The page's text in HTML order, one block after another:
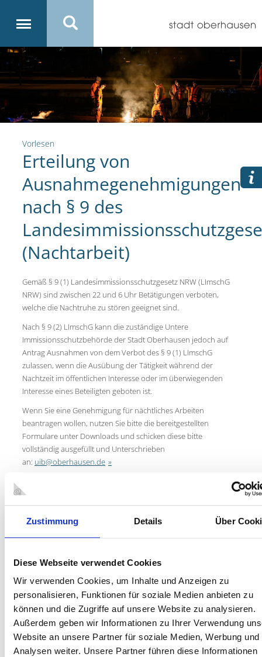
Zustimmung Details Über
Diese Webseite verwendet Cookies
Wir verwenden Cookies, um Inhalte und Anzeigen zu
personalisieren, Funktionen für soziale Medien anbieten zu
können und die Zugriffe auf unsere Website zu analysieren.
Außerdem geben wir Informationen zu Ihrer Verwendung
Website an unsere Partner für soziale Medien, Werbung und
Analysen weiter. Unsere Partner führen diese Informationen
Vorlesen
Erteilung von
Ausnahmegenehmigungen
nach § 9 des
(Nachtarbeit)
Gemäß § 9 (1) Landesimmissionsschutzgesetz NRW (LImschG
NRW) sind zwischen 22 und 6 Uhr Betätigungen verboten,
welche die Nachtruhe zu stören geeignet sind.
Nach § 9 (2) LImschG kann die zuständige Untere
Immissionsschutzbehörde der Stadt Oberhausen jedoch auf
Antrag Ausnahmen von dem Verbot des § 9 (1) LImschG
zulassen, wenn die Ausübung der Tätigkeit während der
Nachtzeit im öffentlichen Interesse oder im überwiegenden
Interesse eines Beteiligten geboten ist.
Wenn Sie eine Genehmigung für nächtliches Arbeiten
beantragen wollen, nutzen Sie bitte die bereitgestellten
Formulare unter Downloads und schicken diese bitte
vollständig ausgefüllt und Unterschrieben
an: uib@oberhausen.de
10 Werktage vor den beabsichtigten Arbeiten.
Mitarbeiter/innen für Sie erreichbar.
FÜR VERWALTUNGSANGELEGENHEITEN
Frau Potokar Tel.: 0208 825-3626
FÜR TECHNISCHE FRAGEN
Herr Jarzyna Tel.: 0208 825-3589